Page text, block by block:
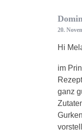
20.
Hi
im
ganz